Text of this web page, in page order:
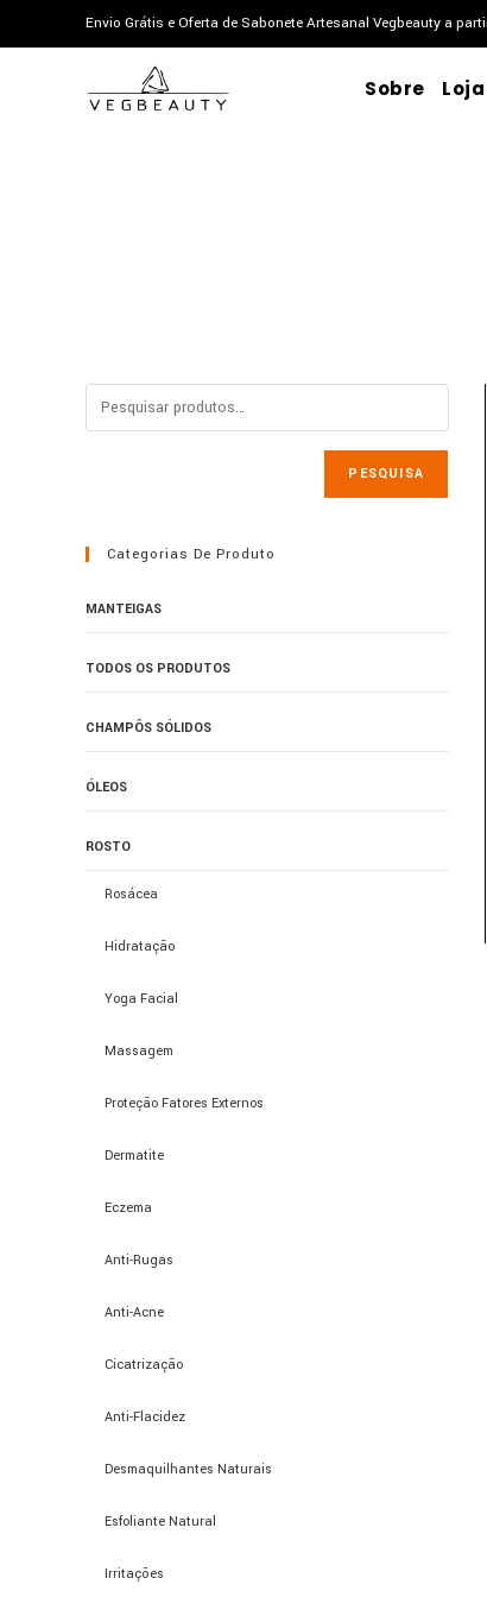
to
Envio Grátis e Oferta de Sabonete Artesanal Vegbeauty a
Sobre Loja
PESQUISA
Categorias De Produto
MANTEIGAS
TODOS OS PRODUTOS
CHAMPÔS SÓLIDOS
ÓLEOS
ROSTO
Rosácea
Hidratação
Yoga Facial
Massagem
Proteção Fatores Externos
Dermatite
Eczema
Anti-Rugas
Anti-Acne
Cicatrização
Anti-Flacidez
Desmaquilhantes Naturais
Esfoliante Natural
Irritações